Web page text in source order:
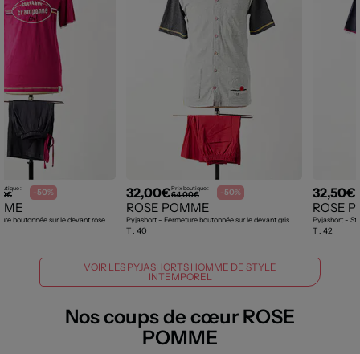
: -50%
boutonnée sur le devant rose
32,00€Prix boutique :
64,00€ -50%
ROSE POMME
Pyjashort - Fermeture boutonnée sur le devant gris
T : 40
32,50€
ROSE
Pyjashort -
T : 42
VOIR LES PYJASHORTS HOMME DE STYLE
INTEMPOREL
Nos coups de cœur ROSE
POMME